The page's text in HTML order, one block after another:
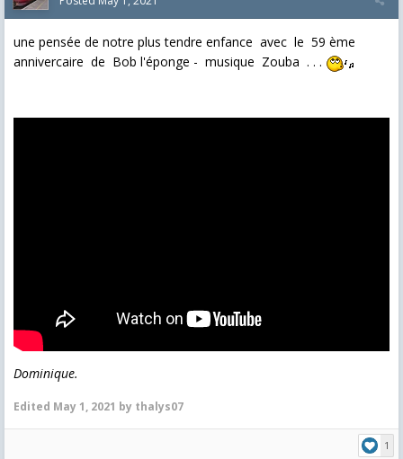
une pensée de notre plus tendre enfance avec le 59 ème
annivercaire de Bob l'éponge - musique Zouba . . .
Dominique.
Edited May 1, 2021 by thalys07
1